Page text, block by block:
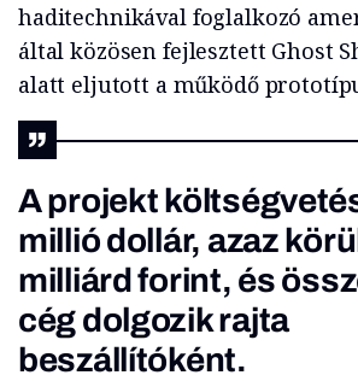
haditechnikával foglalkozó
által közösen fejlesztett Ghost
alatt eljutott a működő
A projekt
millió dollár, azaz
milliárd forint, és
cég dolgozik rajta
beszállítóként.